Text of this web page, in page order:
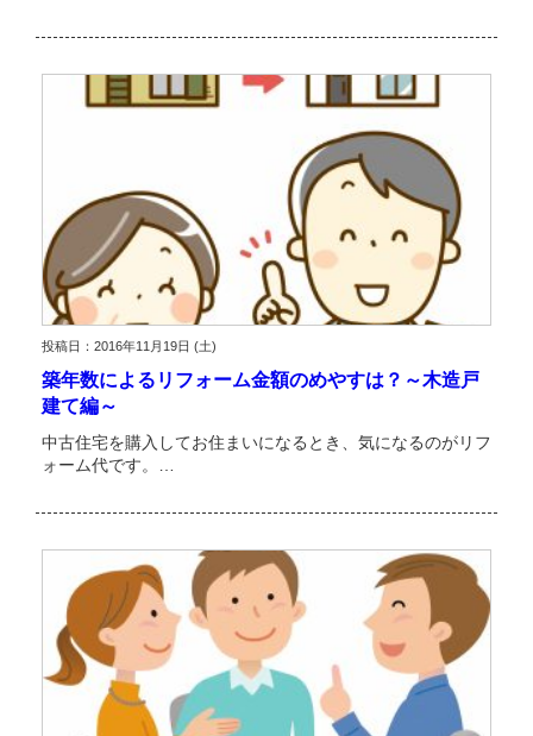
投稿日：2016年11月19日 (土)
築年数によるリフォーム金額のめやすは？～木造戸
建て編～
中古住宅を購入してお住まいになるとき、気になるのがリフ
ォーム代です。…